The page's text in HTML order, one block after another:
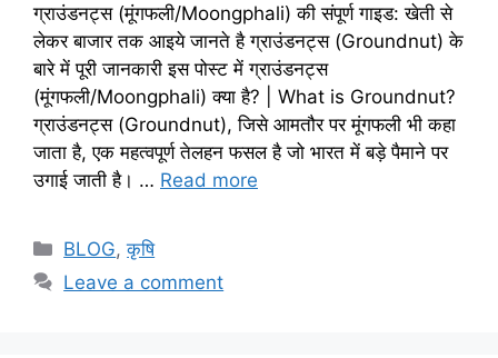
ग्राउंडनट्स (मूंगफली/Moongphali) की संपूर्ण गाइड: खेती से
लेकर बाजार तक आइये जानते है ग्राउंडनट्स (Groundnut) के
बारे में पूरी जानकारी इस पोस्ट में ग्राउंडनट्स
(मूंगफली/Moongphali) क्या है? | What is Groundnut?
ग्राउंडनट्स (Groundnut), जिसे आमतौर पर मूंगफली भी कहा
जाता है, एक महत्वपूर्ण तेलहन फसल है जो भारत में बड़े पैमाने पर
उगाई जाती है। … Read more
BLOG,कृषि
Leave a comment